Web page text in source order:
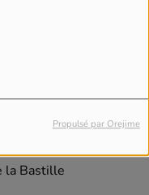
Propulsé par Orejime
la Bastille